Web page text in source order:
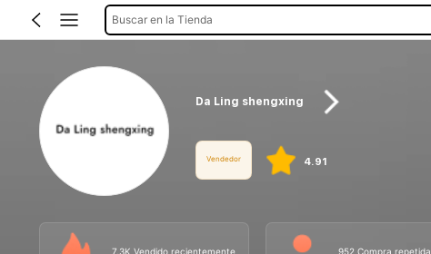
Buscar en la Tienda
Da Ling shengxing
Vendedor 4.91
7.3K Vendido recientemente 952 Compra repetida